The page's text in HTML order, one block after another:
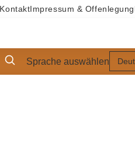
Kontakt Impressum & Offenlegung
Sprache auswählen